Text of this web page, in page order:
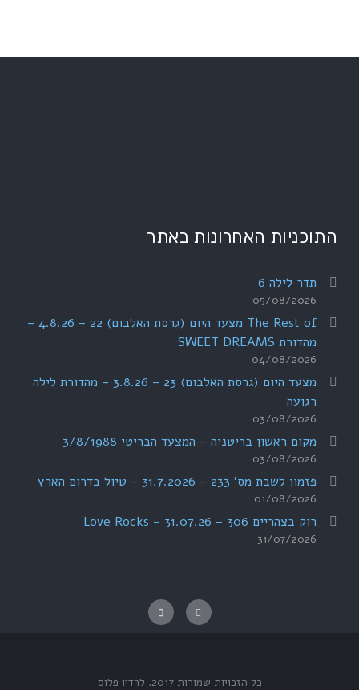
התוכניות האחרונות באתר
תדר לילה 6
05/08/2026
The Rest of מצעד היום (גרסת האלבום) 22 – 4.8.26 –
מהדורת SWEET DREAMS
04/08/2026
מצעד היום (גרסת האלבום) 23 – 3.8.26 – מהדורת לילה
רגועה
03/08/2026
מקום ראשון בריטניה – המצעד הבריטי 3/8/1988
03/08/2026
פזמון לשבת מס' 233 – 31.7.2026 – טיול בדרום הארץ
01/08/2026
רוק בצהריים 306 – 31.07.26 – Love Rocks
31/07/2026
כל הזכויות שמורות 2017. לרדיו פלוס